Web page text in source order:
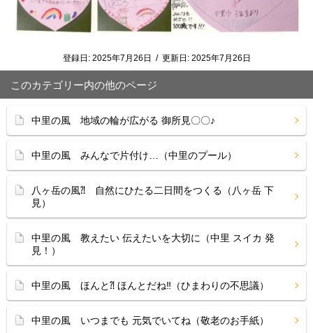
登録日: 2025年7月26日 / 更新日: 2025年7月26日
このカテゴリー内の他のページ
中里の風 地域の輪が広がる 御所見〇〇♪
中里の風 みんなで片付け…（中里のプール）
八ヶ岳の風⁈ 自然にひたる二日間をつくる（八ヶ岳 下
見）
中里の風 教えたい 伝えたいを大切に（中里 スイカ 発
見！）
中里の風 ほんと⁈ ほんとだね‼（ひまわりの不思議）
中里の風 いつまでも 元気でいてね（敬老のお手紙）